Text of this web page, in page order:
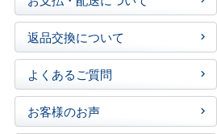
アフターサービス
お支払・配送について
返品交換について